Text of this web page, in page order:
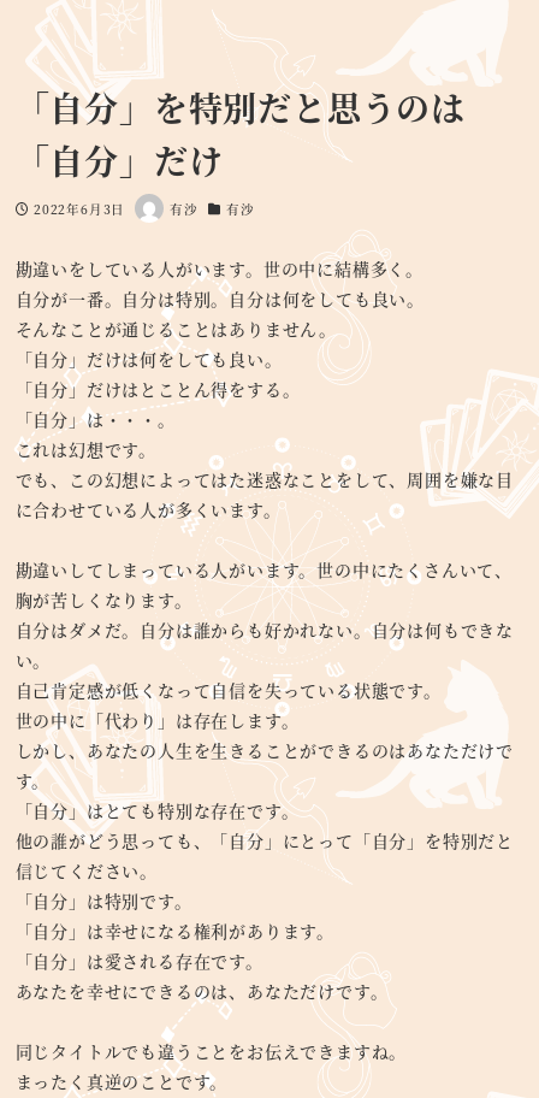
「自分」を特別だと思うのは
「自分」だけ
投稿日
2022年6月3日
著
有沙
カテゴリー
有沙
勘違いをしている人がいます。世の中に結構多く。
自分が一番。自分は特別。自分は何をしても良い。
そんなことが通じることはありません。
「自分」だけは何をしても良い。
「自分」だけはとことん得をする。
「自分」は・・・。
これは幻想です。
でも、この幻想によってはた迷惑なことをして、周囲を嫌な目
に合わせている人が多くいます。
勘違いしてしまっている人がいます。世の中にたくさんいて、
胸が苦しくなります。
自分はダメだ。自分は誰からも好かれない。自分は何もできな
い。
自己肯定感が低くなって自信を失っている状態です。
世の中に「代わり」は存在します。
しかし、あなたの人生を生きることができるのはあなただけで
す。
「自分」はとても特別な存在です。
他の誰がどう思っても、「自分」にとって「自分」を特別だと
信じてください。
「自分」は特別です。
「自分」は幸せになる権利があります。
「自分」は愛される存在です。
あなたを幸せにできるのは、あなただけです。
同じタイトルでも違うことをお伝えできますね。
まったく真逆のことです。